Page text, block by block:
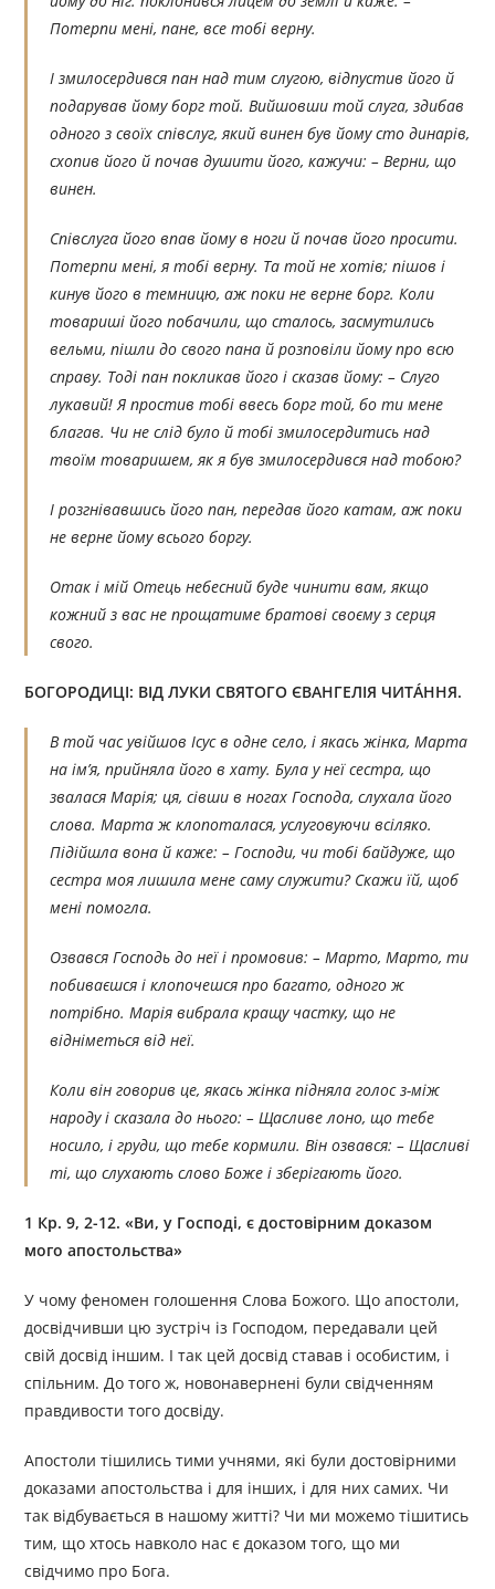
Потерпи мені, пане, все тобі верну.
І змилосердився пан над тим слугою, відпустив його й
подарував йому борг той. Вийшовши той слуга, здибав
одного з своїх співслуг, який винен був йому сто динарів,
схопив його й почав душити його, кажучи: – Верни, що
винен.
Співслуга його впав йому в ноги й почав його просити.
Потерпи мені, я тобі верну. Та той не хотів; пішов і
кинув його в темницю, аж поки не верне борг. Коли
товариші його побачили, що сталось, засмутились
вельми, пішли до свого пана й розповіли йому про всю
справу. Тоді пан покликав його і сказав йому: – Слуго
лукавий! Я простив тобі ввесь борг той, бо ти мене
благав. Чи не слід було й тобі змилосердитись над
твоїм товаришем, як я був змилосердився над тобою?
І розгнівавшись його пан, передав його катам, аж поки
не верне йому всього боргу.
Отак і мій Отець небесний буде чинити вам, якщо
кожний з вас не прощатиме братові своєму з серця
свого.
БОГОРОДИЦІ: ВІД ЛУКИ СВЯТОГО ЄВАНГЕЛІЯ ЧИТÁННЯ.
В той час увійшов Ісус в одне село, і якась жінка, Марта
на ім’я, прийняла його в хату. Була у неї сестра, що
звалася Марія; ця, сівши в ногах Господа, слухала його
слова. Марта ж клопоталася, услуговуючи всіляко.
Підійшла вона й каже: – Господи, чи тобі байдуже, що
сестра моя лишила мене саму служити? Скажи їй, щоб
мені помогла.
Озвався Господь до неї і промовив: – Марто, Марто, ти
побиваєшся і клопочешся про багато, одного ж
потрібно. Марія вибрала кращу частку, що не
відніметься від неї.
Коли він говорив це, якась жінка підняла голос з-між
народу і сказала до нього: – Щасливе лоно, що тебе
носило, і груди, що тебе кормили. Він озвався: – Щасливі
ті, що слухають слово Боже і зберігають його.
1 Кр. 9, 2-12. «Ви, у Господі, є достовірним доказом
мого апостольства»
У чому феномен голошення Слова Божого. Що апостоли,
досвідчивши цю зустріч із Господом, передавали цей
свій досвід іншим. І так цей досвід ставав і особистим, і
спільним. До того ж, новонавернені були свідченням
правдивости того досвіду.
Апостоли тішились тими учнями, які були достовірними
доказами апостольства і для інших, і для них самих. Чи
так відбувається в нашому житті? Чи ми можемо тішитись
тим, що хтось навколо нас є доказом того, що ми
свідчимо про Бога.